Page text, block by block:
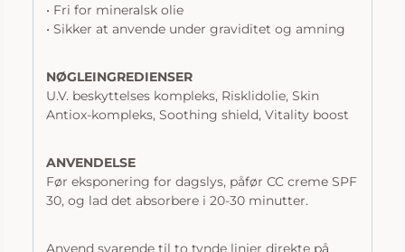
• Fri for mineralsk olie
• Sikker at anvende under graviditet og amning
NØGLEINGREDIENSER
U.V. beskyttelses kompleks, Risklidolie, Skin
Antiox-kompleks, Soothing shield, Vitality boost
ANVENDELSE
Før eksponering for dagslys, påfør CC creme SPF
30, og lad det absorbere i 20-30 minutter.
Anvend svarende til to tynde linjer direkte på